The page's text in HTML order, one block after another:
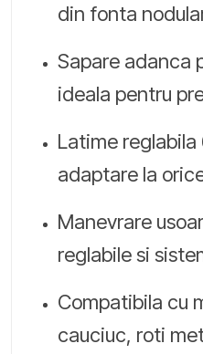
din fonta
Sapare adanca
ideala pentru
Latime
adaptare la
Manevrare
reglabile si
Compatibila cu
cauciuc, roti